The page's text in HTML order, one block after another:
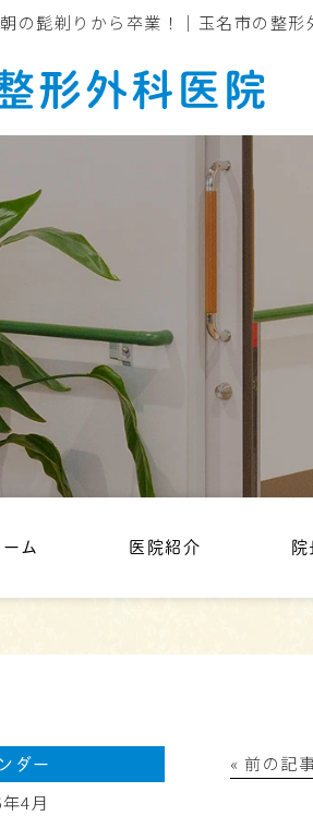
の髭剃りから卒業！｜玉名市の整
ム 医院紹介
« 前の記
ダー
4月